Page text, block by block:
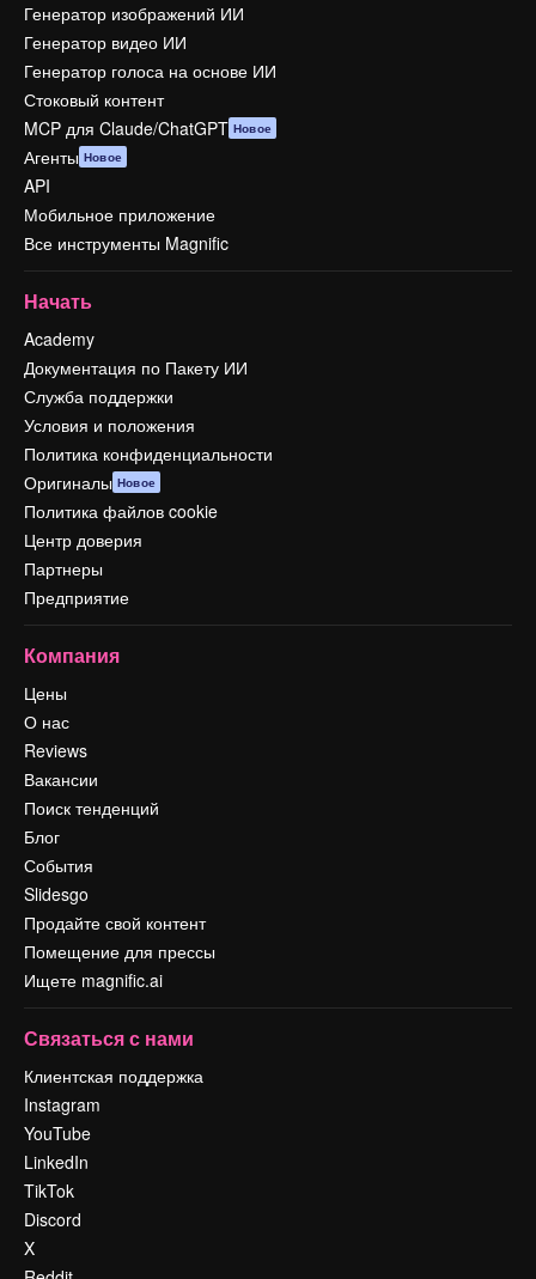
Генератор изображений ИИ
Генератор видео ИИ
Генератор голоса на основе ИИ
Стоковый контент
MCP для Claude/ChatGPT Новое
Агенты Новое
API
Мобильное приложение
Все инструменты Magnific
Начать
Academy
Документация по Пакету ИИ
Служба поддержки
Условия и положения
Политика конфиденциальности
Оригиналы Новое
Политика файлов cookie
Центр доверия
Партнеры
Предприятие
Компания
Цены
О нас
Reviews
Вакансии
Поиск тенденций
Блог
События
Slidesgo
Продайте свой контент
Помещение для прессы
Ищете magnific.ai
Связаться с нами
Клиентская поддержка
Instagram
YouTube
LinkedIn
TikTok
Discord
X